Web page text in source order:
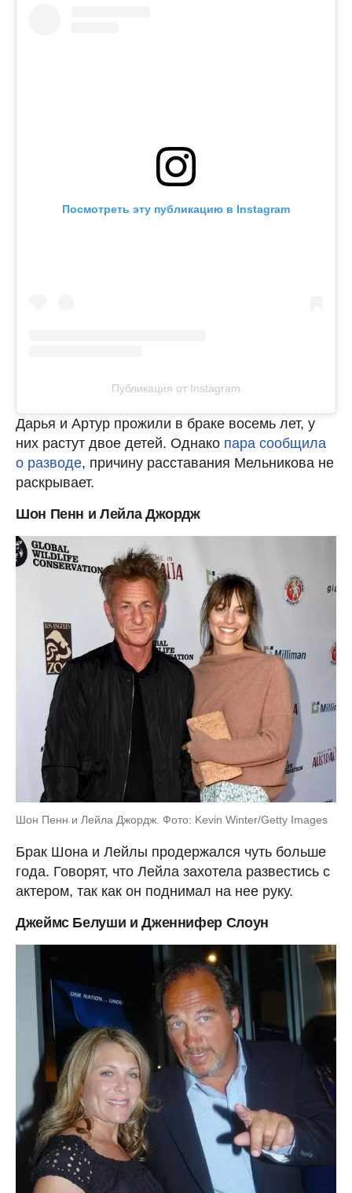
Посмотреть эту публикацию в Instagram
Публикация от Instagram
Дарья и Артур прожили в браке восемь лет, у
них растут двое детей. Однако пара сообщила
о разводе, причину расставания Мельникова не
раскрывает.
Шон Пенн и Лейла Джордж
Шон Пенн и Лейла Джордж. Фото: Kevin Winter/Getty Images
Брак Шона и Лейлы продержался чуть больше
года. Говорят, что Лейла захотела развестись с
актером, так как он поднимал на нее руку.
Джеймс Белуши и Дженнифер Слоун